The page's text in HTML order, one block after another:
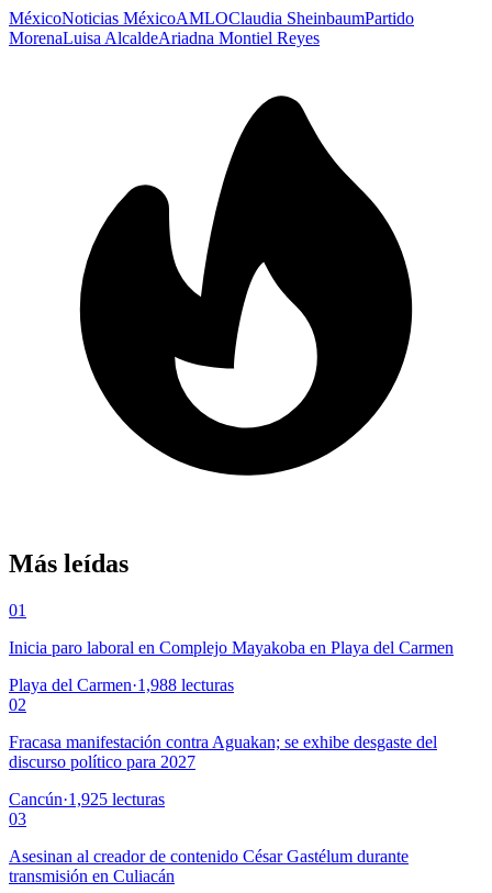
MéxicoNoticias MéxicoAMLOClaudia SheinbaumPartido
MorenaLuisa AlcaldeAriadna Montiel Reyes
Más leídas
01
Inicia paro laboral en Complejo Mayakoba en Playa del Carmen
Playa del Carmen·1,988 lecturas
02
Fracasa manifestación contra Aguakan; se exhibe desgaste del
discurso político para 2027
Cancún·1,925 lecturas
03
Asesinan al creador de contenido César Gastélum durante
transmisión en Culiacán